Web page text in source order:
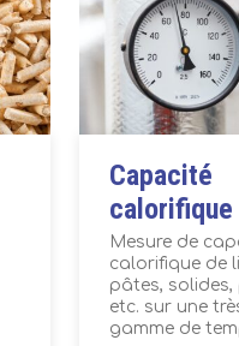
Capacité
calorifique
Mesure de
calorifique de
pâtes, solides,
etc. sur une
gamme de